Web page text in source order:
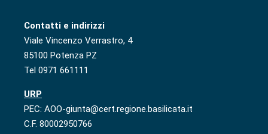
Contatti e indirizzi
Viale Vincenzo Verrastro, 4
85100 Potenza PZ
Tel 0971 661111
URP
PEC: AOO-giunta@cert.regione.basilicata.it
C.F. 80002950766